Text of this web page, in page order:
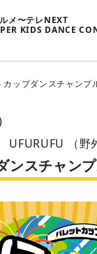
メ〜テレNEXT
KIDS DANCE
カップダンスチャンプ
（野
ンスチャン